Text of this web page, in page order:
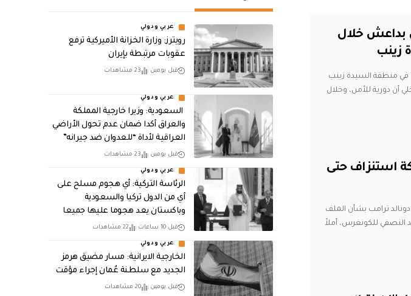
بداعش خلال
زينب
في منطقة السيدة زينب
أن دورية للأمن، وخلال
استنزاف حتى
ترامب بشأن الملف
النصفي للكونغرس، أملاً
عربي ودولي
‏رويترز: وزارة الخزانة الأميركية ترفع
عقوبات مرتبطة بإيران
قبل يومين 23 مشاهدات
عربي ودولي
‏ السعودية: وزيرا خارجية المملكة
والعراق أكدا ضمان عدم تحول الأراضي
العراقية لأداة “للعدوان ضد جيرانه”
قبل يومين 23 مشاهدات
عربي ودولي
الرئاسة التركية: أي هجوم مسلح على
أي من الدول تركيا والسعودية
وباكستان يعد هجوما عليها جميعا
قبل 10 ساعات 22 مشاهدات
عربي ودولي
الخارجية الايرانية: مسار مضيق هرمز
الجديد مع سلطنة عُمان إجراء مؤقت
قبل يومين 20 مشاهدات